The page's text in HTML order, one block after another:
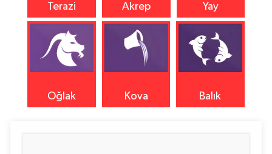
Terazi Akrep Yay
Oğlak Kova Balık